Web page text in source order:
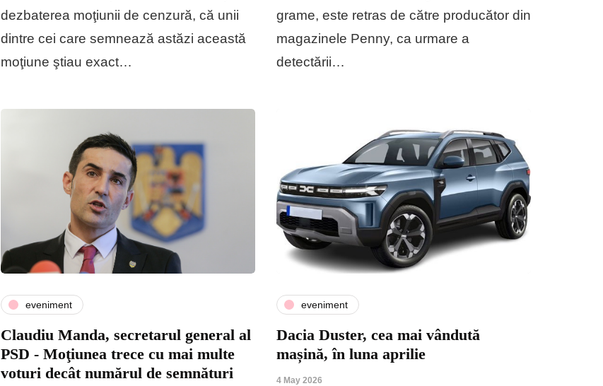
dezbaterea moţiunii de cenzură, că unii
dintre cei care semnează astăzi această
moţiune ştiau exact…
grame, este retras de către producător din
magazinele Penny, ca urmare a
detectării…
eveniment
Claudiu Manda, secretarul general al
PSD - Moţiunea trece cu mai multe
voturi decât numărul de semnături
eveniment
Dacia Duster, cea mai vândută
mașină, în luna aprilie
4 May 2026